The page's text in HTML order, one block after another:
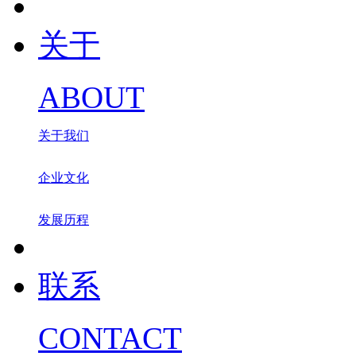
关于
ABOUT
关于我们
企业文化
发展历程
联系
CONTACT